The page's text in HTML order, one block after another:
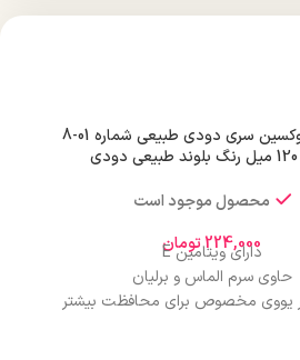
رنگ مو الوکسین سری دودی طبیعی شماره 01-8
محصول موجود است
224,000تومان
دارای ویتامین E
حاوی سرم الماس و برلیان
یووی مخصوص برای محافظت بیشتر